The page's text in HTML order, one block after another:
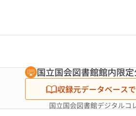
国立国会図書館館内限
収録元データベース
国立国会図書館デジタルコ